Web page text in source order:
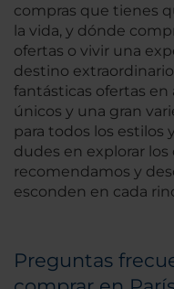
compras que tienes
la vida, y dónde
ofertas o vivir una
destino
fantásticas ofertas
únicos y una gran
para todos los estilos
dudes en explorar
recomendamos y
esconden en cada
Preguntas